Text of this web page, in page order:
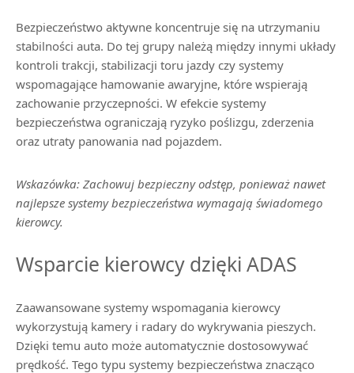
Bezpieczeństwo aktywne koncentruje się na utrzymaniu
stabilności auta. Do tej grupy należą między innymi układy
kontroli trakcji, stabilizacji toru jazdy czy systemy
wspomagające hamowanie awaryjne, które wspierają
zachowanie przyczepności. W efekcie systemy
bezpieczeństwa ograniczają ryzyko poślizgu, zderzenia
oraz utraty panowania nad pojazdem.
Wskazówka: Zachowuj bezpieczny odstęp, ponieważ nawet
najlepsze systemy bezpieczeństwa wymagają świadomego
kierowcy.
Wsparcie kierowcy dzięki ADAS
Zaawansowane systemy wspomagania kierowcy
wykorzystują kamery i radary do wykrywania pieszych.
Dzięki temu auto może automatycznie dostosowywać
prędkość. Tego typu systemy bezpieczeństwa znacząco